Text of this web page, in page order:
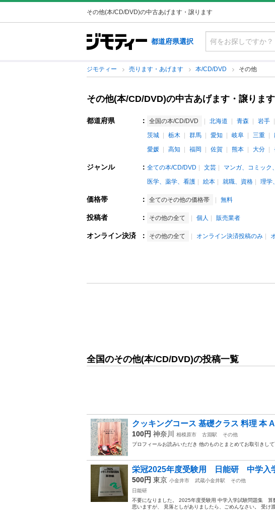
その他(本/CD/DVD)の中古あげます・譲ります
都道府県選択
ジモティー 売ります・あげます 本/CD/DVD その他
その他(本/CD/DVD)の中古あげます・譲ります
都道府県 ： 全国の本/CD/DVD 北海道 青森 岩手
茨城
栃木 群馬 愛知 岐阜 三重
愛媛
高知 福岡 佐賀 熊本 大分
ジャンル ： 全ての本/CD/DVD 文芸 マンガ、コミック
医学、薬学、看護
絵本 就職、資格 理学
価格帯 ： 全てのその他の価格帯 無料
投稿者 ： その他の全て 個人 販売業者
オンライン決済 ： その他の全て オンライン決済投稿のみ
全国のその他(本/CD/DVD)の投稿一覧
クッキングコース 基礎クラス 料理 本
100円 神奈川 相模原市 古淵駅
その他
プロフィールお読みいただき 他のものとまとめてお取引きし
栄冠2025年度受験用 日能研 中学
500円 東京 小金井市 武蔵小金井駅
その他
日能研
不要になりました。 2025年度受験用 中学入学試験問題集 算
思いますが、 見落としがありましたら、ごめんなさい。 受け